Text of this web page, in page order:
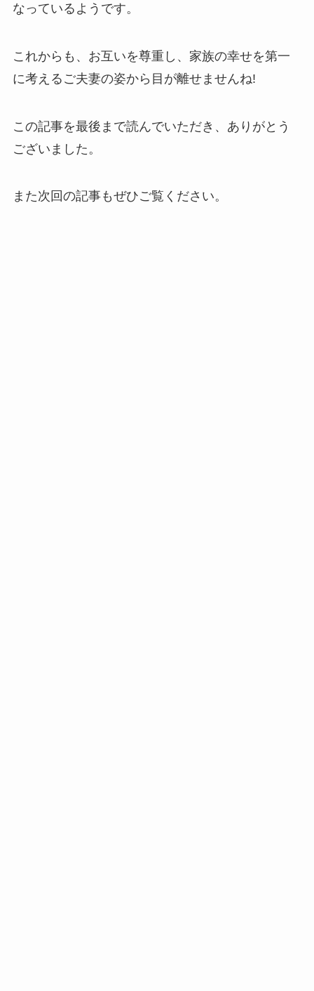
なっているようです。
これからも、お互いを尊重し、家族の幸せを第一
に考えるご夫妻の姿から目が離せませんね!
この記事を最後まで読んでいただき、ありがとう
ございました。
また次回の記事もぜひご覧ください。